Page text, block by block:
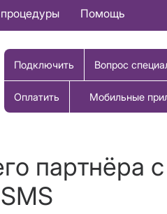
Помощь
Подключить Вопрос
Оплатить Мобильные
партнёра